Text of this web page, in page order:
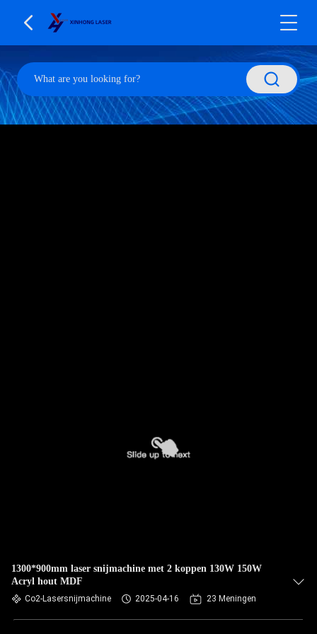
1300*900mm laser snijmachine met 2 koppen 130W 150W
Acryl hout MDF
Co2-Lasersnijmachine 2025-04-16 23 Meningen